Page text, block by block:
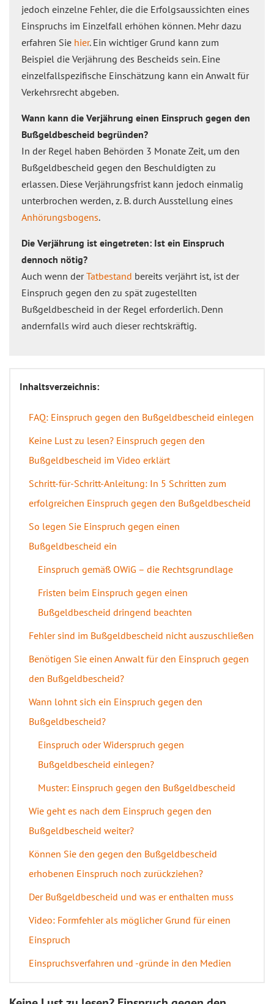
jedoch einzelne Fehler, die die Erfolgsaussichten eines
Einspruchs im Einzelfall erhöhen können. Mehr dazu
erfahren Sie hier. Ein wichtiger Grund kann zum
Beispiel die Verjährung des Bescheids sein. Eine
einzelfallspezifische Einschätzung kann ein Anwalt für
Verkehrsrecht abgeben.
Wann kann die Verjährung einen Einspruch gegen den
Bußgeldbescheid begründen?
In der Regel haben Behörden 3 Monate Zeit, um den
Bußgeldbescheid gegen den Beschuldigten zu
erlassen. Diese Verjährungsfrist kann jedoch einmalig
unterbrochen werden, z. B. durch Ausstellung eines
Anhörungsbogens.
Die Verjährung ist eingetreten: Ist ein Einspruch
dennoch nötig?
Auch wenn derTatbestand bereits verjährt ist, ist der
Einspruch gegen den zu spät zugestellten
Bußgeldbescheid in der Regel erforderlich. Denn
andernfalls wird auch dieser rechtskräftig.
Inhaltsverzeichnis:
FAQ: Einspruch gegen den Bußgeldbescheid einlegen
Keine Lust zu lesen? Einspruch gegen den
Bußgeldbescheid im Video erklärt
Schritt-für-Schritt-Anleitung: In 5 Schritten zum
erfolgreichen Einspruch gegen den Bußgeldbescheid
So legen Sie Einspruch gegen einen
Bußgeldbescheid ein
Einspruch gemäß OWiG – die Rechtsgrundlage
Fristen beim Einspruch gegen einen
Bußgeldbescheid dringend beachten
Fehler sind im Bußgeldbescheid nicht auszuschließen
Benötigen Sie einen Anwalt für den Einspruch gegen
den Bußgeldbescheid?
Wann lohnt sich ein Einspruch gegen den
Bußgeldbescheid?
Einspruch oder Widerspruch gegen
Bußgeldbescheid einlegen?
Muster: Einspruch gegen den Bußgeldbescheid
Wie geht es nach dem Einspruch gegen den
Bußgeldbescheid weiter?
Können Sie den gegen den Bußgeldbescheid
erhobenen Einspruch noch zurückziehen?
Der Bußgeldbescheid und was er enthalten muss
Video: Formfehler als möglicher Grund für einen
Einspruch
Einspruchsverfahren und -gründe in den Medien